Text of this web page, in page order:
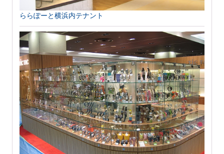
ららぽーと横浜内テナント